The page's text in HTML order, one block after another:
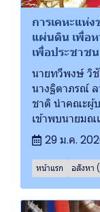
การเคหะแห่
แผ่นดิน เพื่อ
เพื่อประชาชน
นายทวีพงษ์ วิ
นางฐิตาภรณ์ ล
ชาติ นำคณะผู้บ
เข้าพบนายมณ
29 ม.ค.
หน้าแรก อสังหา